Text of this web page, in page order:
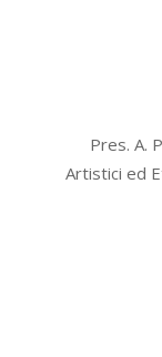
26
Pres. A.
Artistici ed